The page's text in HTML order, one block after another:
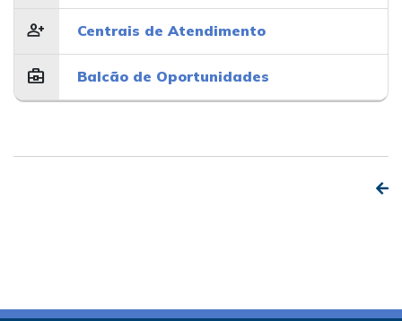
person_add Centrais de Atendimento
business_center Balcão de Oportunidades